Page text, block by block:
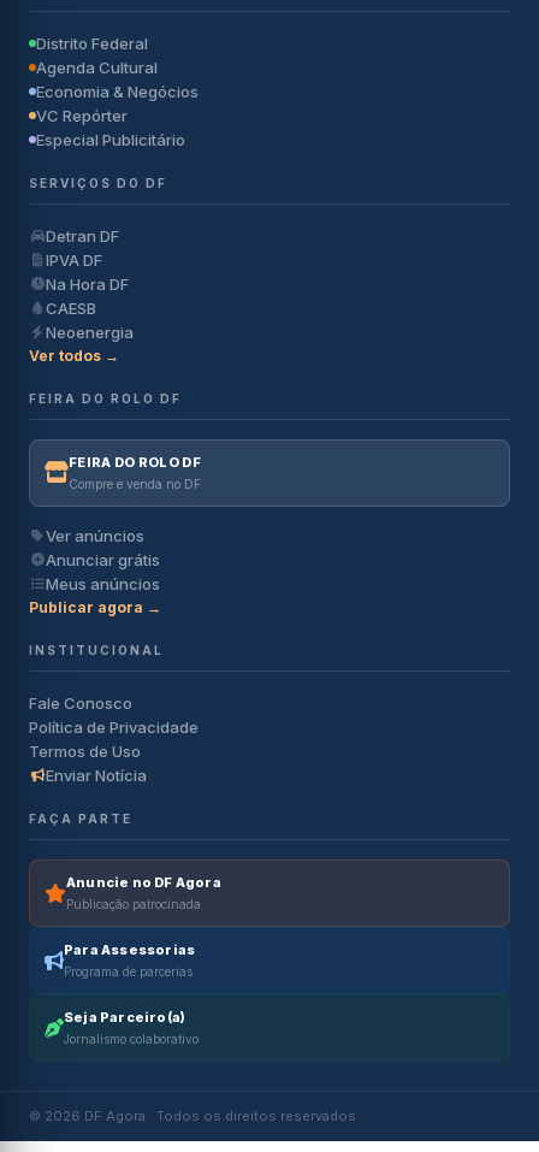
Distrito Federal
Agenda Cultural
Economia & Negócios
VC Repórter
Especial Publicitário
SERVIÇOS DO DF
Detran DF
IPVA DF
Na Hora DF
CAESB
Neoenergia
Ver todos →
FEIRA DO ROLO DF
FEIRA DO ROLO DF
Compre e venda no DF
Ver anúncios
Anunciar grátis
Meus anúncios
Publicar agora →
INSTITUCIONAL
Fale Conosco
Política de Privacidade
Termos de Uso
Enviar Notícia
FAÇA PARTE
Anuncie no DF Agora
Publicação patrocinada
Para Assessorias
Programa de parcerias
Seja Parceiro(a)
Jornalismo colaborativo
© 2026 DF Agora · Todos os direitos reservados